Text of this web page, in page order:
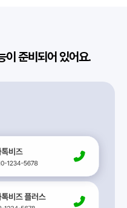
이 준비되어 있어요.